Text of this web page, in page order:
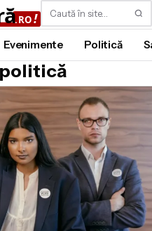
Caută
Evenimente Politică